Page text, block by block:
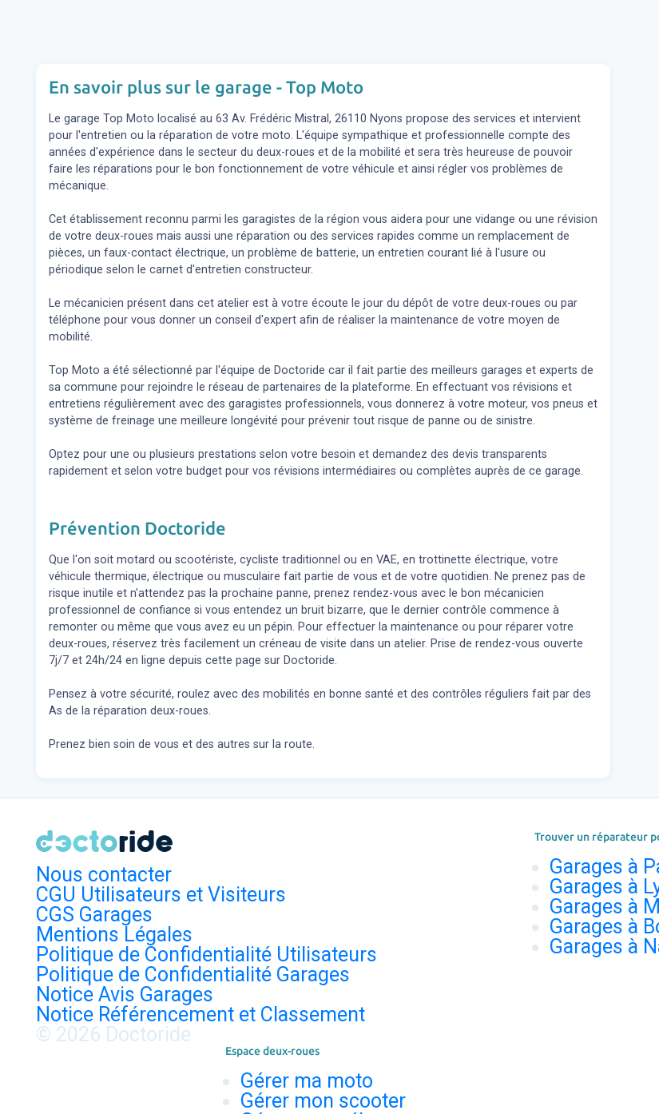
En savoir plus sur le garage - Top Moto
Le garage Top Moto localisé au 63 Av. Frédéric Mistral, 26110 Nyons propose des services et intervient
pour l'entretien ou la réparation de votre moto. L'équipe sympathique et professionnelle compte des
années d'expérience dans le secteur du deux-roues et de la mobilité et sera très heureuse de pouvoir
faire les réparations pour le bon fonctionnement de votre véhicule et ainsi régler vos problèmes de
mécanique.
Cet établissement reconnu parmi les garagistes de la région vous aidera pour une vidange ou une révision
de votre deux-roues mais aussi une réparation ou des services rapides comme un remplacement de
pièces, un faux-contact électrique, un problème de batterie, un entretien courant lié à l'usure ou
périodique selon le carnet d'entretien constructeur.
Le mécanicien présent dans cet atelier est à votre écoute le jour du dépôt de votre deux-roues ou par
téléphone pour vous donner un conseil d'expert afin de réaliser la maintenance de votre moyen de
mobilité.
Top Moto a été sélectionné par l'équipe de Doctoride car il fait partie des meilleurs garages et experts de
sa commune pour rejoindre le réseau de partenaires de la plateforme. En effectuant vos révisions et
entretiens régulièrement avec des garagistes professionnels, vous donnerez à votre moteur, vos pneus et
système de freinage une meilleure longévité pour prévenir tout risque de panne ou de sinistre.
Optez pour une ou plusieurs prestations selon votre besoin et demandez des devis transparents
rapidement et selon votre budget pour vos révisions intermédiaires ou complètes auprès de ce garage.
Prévention Doctoride
Que l'on soit motard ou scootériste, cycliste traditionnel ou en VAE, en trottinette électrique, votre
véhicule thermique, électrique ou musculaire fait partie de vous et de votre quotidien. Ne prenez pas de
risque inutile et n'attendez pas la prochaine panne, prenez rendez-vous avec le bon mécanicien
professionnel de confiance si vous entendez un bruit bizarre, que le dernier contrôle commence à
remonter ou même que vous avez eu un pépin. Pour effectuer la maintenance ou pour réparer votre
deux-roues, réservez très facilement un créneau de visite dans un atelier. Prise de rendez-vous ouverte
7j/7 et 24h/24 en ligne depuis cette page sur Doctoride.
Pensez à votre sécurité, roulez avec des mobilités en bonne santé et des contrôles réguliers fait par des
As de la réparation deux-roues.
Prenez bien soin de vous et des autres sur la route.
Nous contacter
CGU Utilisateurs et Visiteurs
CGS Garages
Mentions Légales
Politique de Confidentialité Utilisateurs
Politique de Confidentialité Garages
Notice Avis Garages
Notice Référencement et Classement
© 2026 Doctoride
Trouver un réparateur
Garages à
Garages à
Garages à
Garages à
Garages à
Espace deux-roues
Gérer ma moto
Gérer mon scooter